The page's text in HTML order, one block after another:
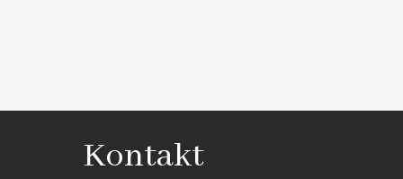
Kontakt